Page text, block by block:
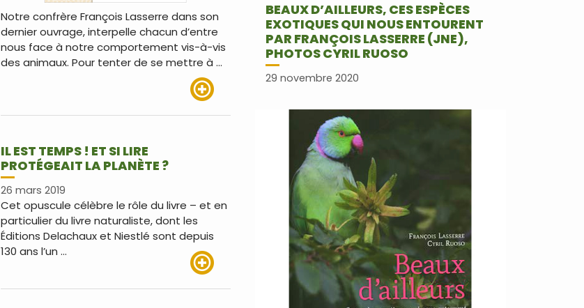
Notre confrère François Lasserre dans son
dernier ouvrage, interpelle chacun d’entre
nous face à notre comportement vis-à-vis
des animaux. Pour tenter de se mettre à …
BEAUX D’AILLEURS, CES ESPÈCES
EXOTIQUES QUI NOUS ENTOURENT
PAR FRANÇOIS LASSERRE (JNE),
PHOTOS CYRIL RUOSO
29 novembre 2020
IL EST TEMPS ! ET SI LIRE
PROTÉGEAIT LA PLANÈTE ?
26 mars 2019
Cet opuscule célèbre le rôle du livre – et en
particulier du livre naturaliste, dont les
Éditions Delachaux et Niestlé sont depuis
130 ans l’un …